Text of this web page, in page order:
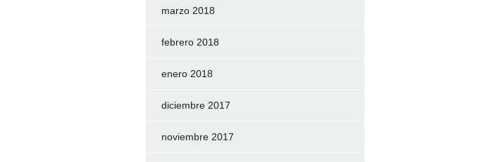
marzo 2018
febrero 2018
enero 2018
diciembre 2017
noviembre 2017